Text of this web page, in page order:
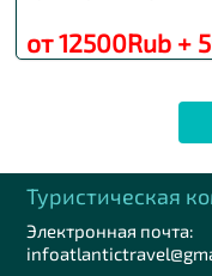
от 12500Rub +
Туристическая
Электронная почта: